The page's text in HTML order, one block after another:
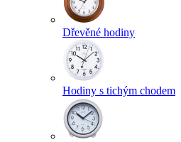
Dřevěné hodiny
Hodiny s tichým chodem